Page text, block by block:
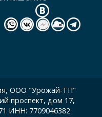
ООО "Урожай-ТП"
проспект, дом 17,
ИНН: 7709046382